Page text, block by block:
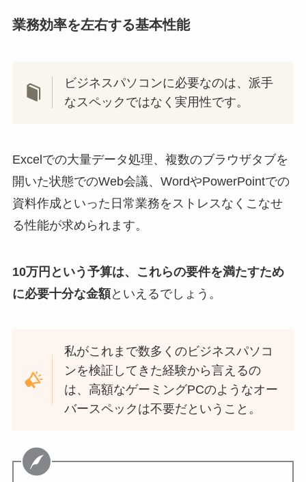
業務効率を左右する基本性能
ビジネスパソコンに必要なのは、派手
なスペックではなく実用性です。
Excelでの大量データ処理、複数のブラウザタブを
開いた状態でのWeb会議、WordやPowerPointでの
資料作成といった日常業務をストレスなくこなせ
る性能が求められます。
10万円という予算は、これらの要件を満たすため
に必要十分な金額といえるでしょう。
私がこれまで数多くのビジネスパソコ
ンを検証してきた経験から言えるの
は、高額なゲーミングPCのようなオー
バースペックは不要だということ。